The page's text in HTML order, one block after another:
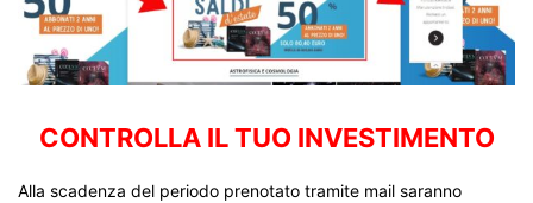
CONTROLLA IL TUO INVESTIMENTO
Alla scadenza del periodo prenotato tramite mail saranno